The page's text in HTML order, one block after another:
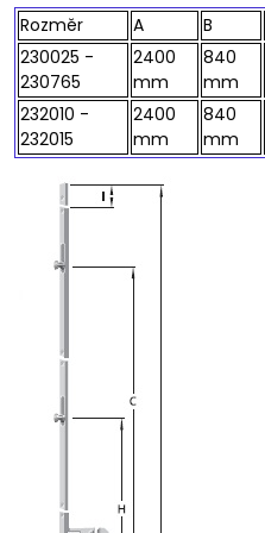
Rozměr A B
230025 -
230765
2400
mm
840
mm
232010 -
232015
2400
mm
840
mm